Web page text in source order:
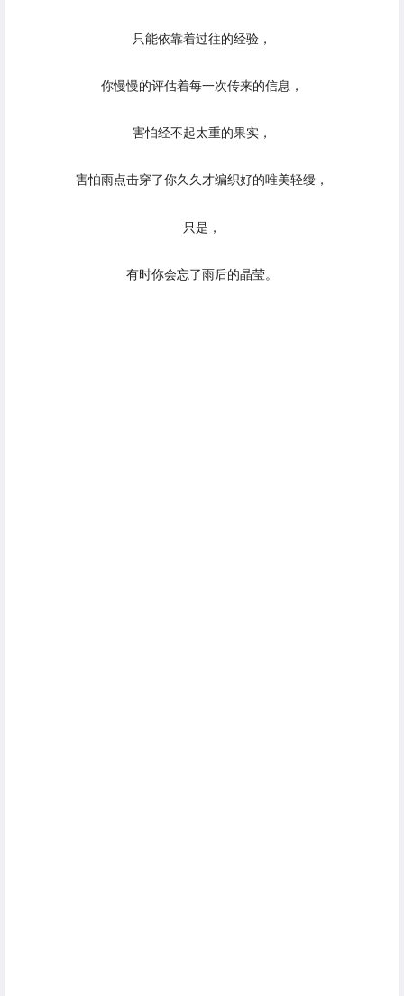
只能依靠着过往的经验，
你慢慢的评估着每一次传来的信息，
害怕经不起太重的果实，
害怕雨点击穿了你久久才编织好的唯美轻缦，
只是，
有时你会忘了雨后的晶莹。